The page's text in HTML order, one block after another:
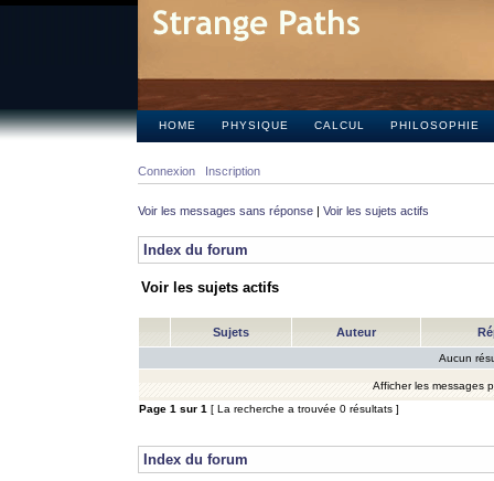
HOME PHYSIQUE CALCUL PHILOSOPHIE
Connexion Inscription
Voir les messages sans réponse | Voir les sujets actifs
Index du forum
Voir les sujets actifs
Sujets Auteur
Aucun
Afficher les messages
Page 1 sur 1 [ La recherche a trouvée 0 résultats ]
Index du forum